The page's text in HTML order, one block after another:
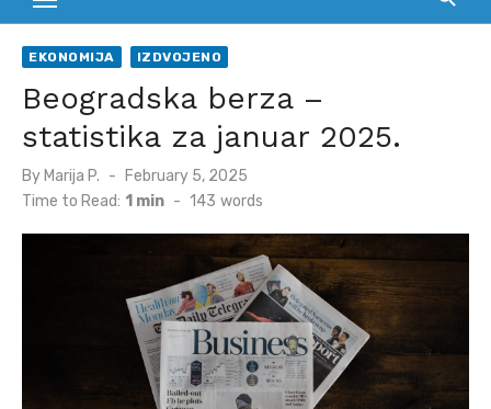
EKONOMIJA IZDVOJENO
Beogradska berza –
statistika za januar 2025.
By Marija P.
Posted
on
February 5, 2025
Time to Read: 1 min - 143 words